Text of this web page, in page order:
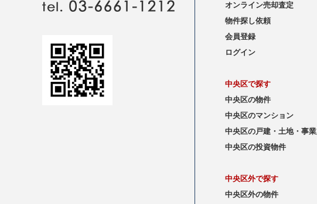
オンライン売却査定
物件探し依頼
会員登録
ログイン
中央区で探す
中央区の物件
中央区のマンション
中央区の戸建・土地・事業
中央区の投資物件
中央区外で探す
中央区外の物件